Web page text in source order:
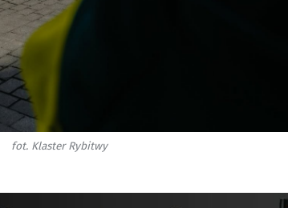
fot. Klaster Rybitwy